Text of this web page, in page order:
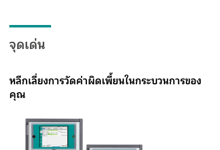
จุดเด่น
หลีกเลี่ยงการวัดค่าผิดเพี้ยนในกระบวนการของ
คุณ